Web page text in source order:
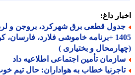
داغ:
1405 +برنامه خاموشی فلارد، فارسان،
و بختیاری )
تأمین اجتماعی اطلاعیه داد
خطاب به هواداران: حال تیم خوب